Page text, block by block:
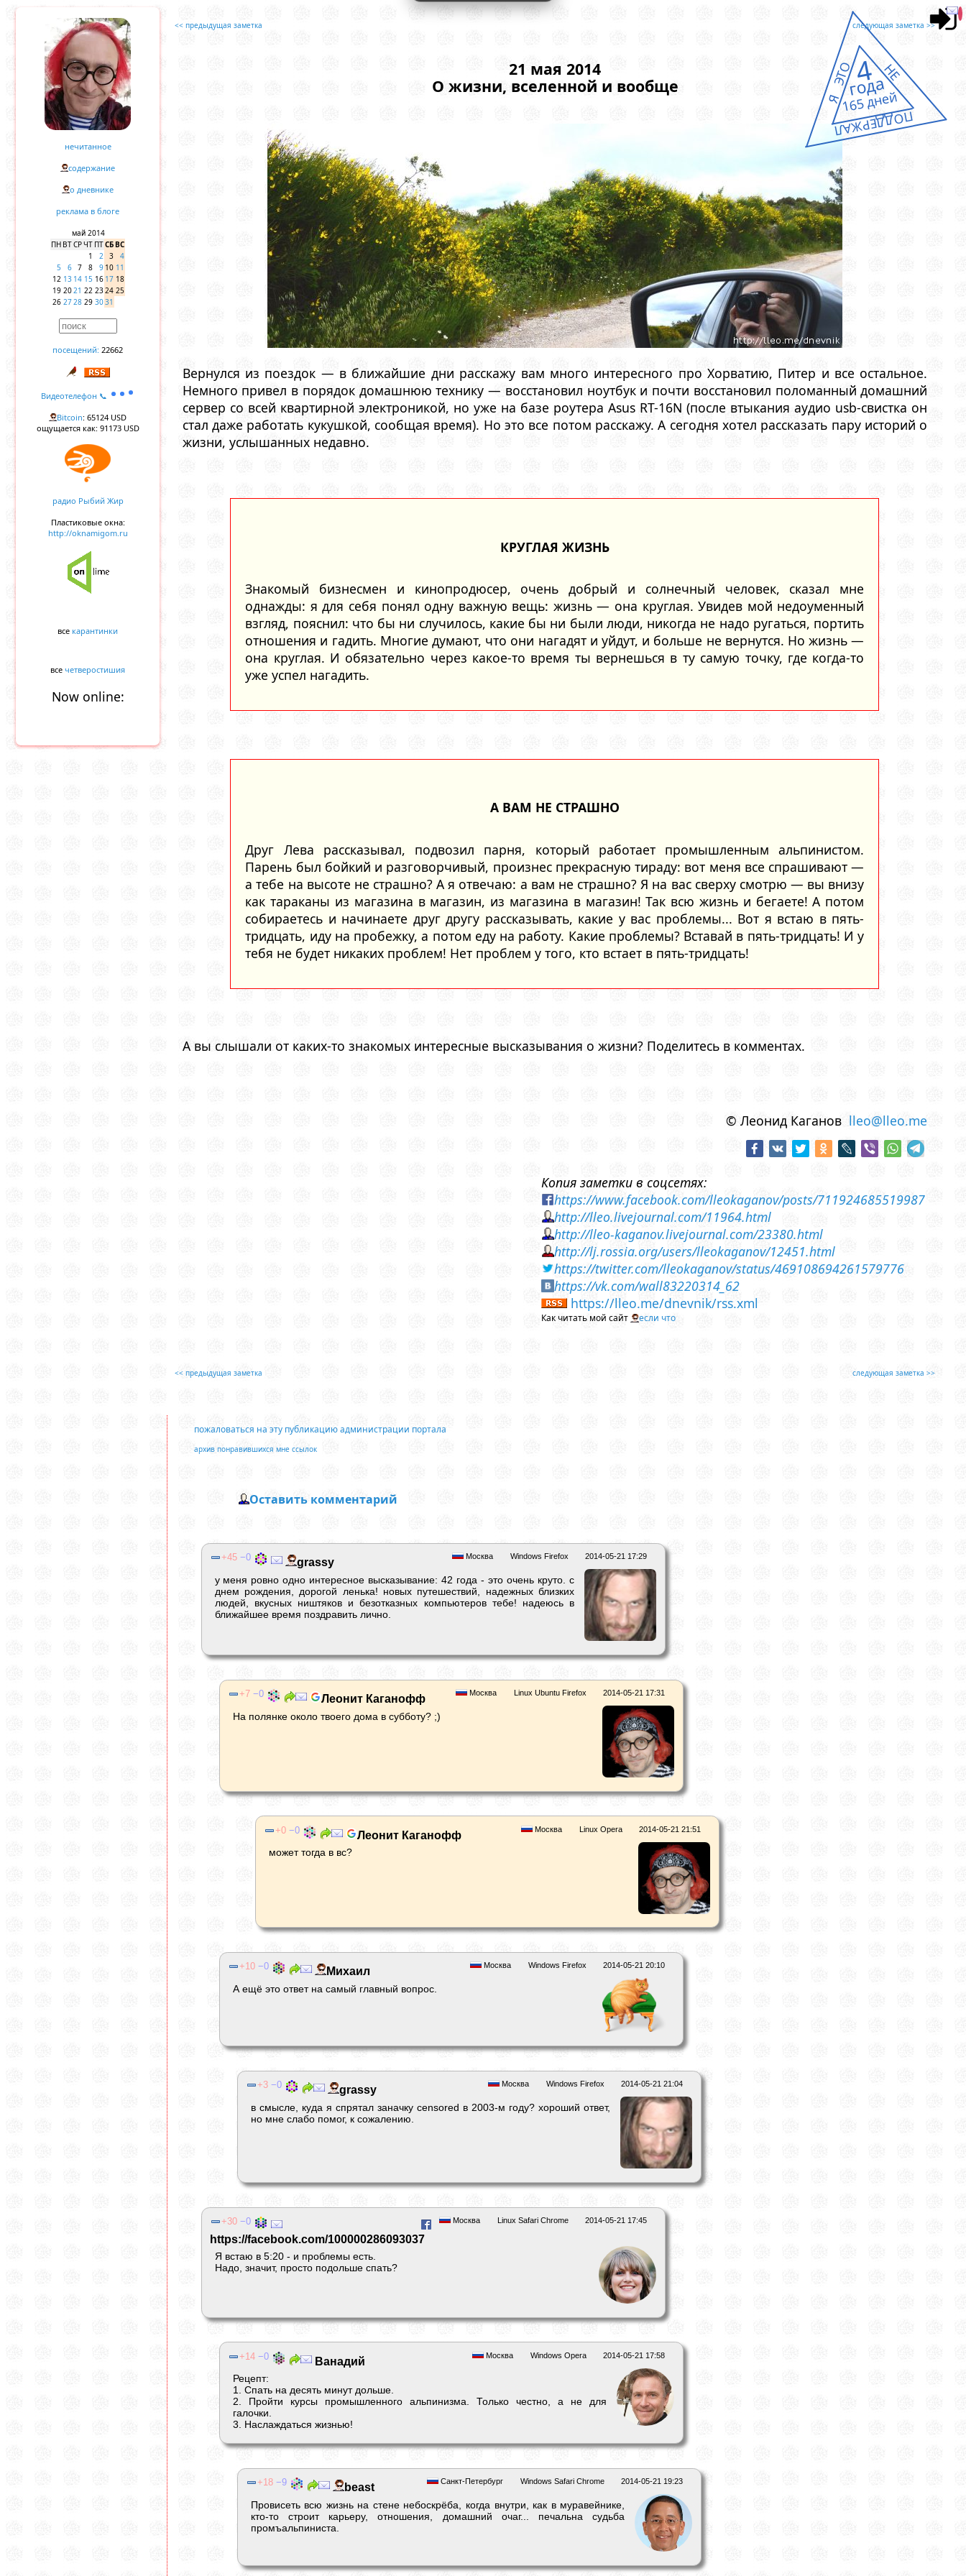
нечитанное
содержание
о дневнике
реклама в блоге
май 2014
ПН ВТСРЧТ ПТСБВС
1
2 3
4
5
6 7 8 9 10 11
12 13 14 15 16 17 18
19 2021 22 2324 25
26 2728 29 3031
посещений: 22662
Видеотелефон 📞
Bitcoin: 65124 USD
ощущается как: 91173 USD
радио Рыбий Жир
Пластиковые окна:
http://oknamigom.ru
все карантинки
все четверостишия
Now online:
<< предыдущая заметка следующая заметка >>
21 мая 2014
О жизни, вселенной и вообще
Вернулся из поездок — в ближайшие дни расскажу вам много интересного про Хорватию, Питер и все остальное.
Немного привел в порядок домашнюю технику — восстановил ноутбук и почти восстановил поломанный домашний
сервер со всей квартирной электроникой, но уже на базе роутера Asus RT-16N (после втыкания аудио usb-свистка он
стал даже работать кукушкой, сообщая время). Но это все потом расскажу. А сегодня хотел рассказать пару историй о
жизни, услышанных недавно.
КРУГЛАЯ ЖИЗНЬ
Знакомый бизнесмен и кинопродюсер, очень добрый и солнечный человек, сказал мне
однажды: я для себя понял одну важную вещь: жизнь — она круглая. Увидев мой недоуменный
взгляд, пояснил: что бы ни случилось, какие бы ни были люди, никогда не надо ругаться, портить
отношения и гадить. Многие думают, что они нагадят и уйдут, и больше не вернутся. Но жизнь —
она круглая. И обязательно через какое-то время ты вернешься в ту самую точку, где когда-то
уже успел нагадить.
А ВАМ НЕ СТРАШНО
Друг Лева рассказывал, подвозил парня, который работает промышленным альпинистом.
Парень был бойкий и разговорчивый, произнес прекрасную тираду: вот меня все спрашивают —
а тебе на высоте не страшно? А я отвечаю: а вам не страшно? Я на вас сверху смотрю — вы внизу
как тараканы из магазина в магазин, из магазина в магазин! Так всю жизнь и бегаете! А потом
собираетесь и начинаете друг другу рассказывать, какие у вас проблемы... Вот я встаю в пять-
тридцать, иду на пробежку, а потом еду на работу. Какие проблемы? Вставай в пять-тридцать! И у
тебя не будет никаких проблем! Нет проблем у того, кто встает в пять-тридцать!
А вы слышали от каких-то знакомых интересные высказывания о жизни? Поделитесь в комментах.
© Леонид Каганов lleo@lleo.me
Копия заметки в соцсетях:
https://www.facebook.com/lleokaganov/posts/711924685519987
http://lleo.livejournal.com/11964.html
http://lleo-kaganov.livejournal.com/23380.html
http://lj.rossia.org/users/lleokaganov/12451.html
https://twitter.com/lleokaganov/status/469108694261579776
https://vk.com/wall83220314_62
https://lleo.me/dnevnik/rss.xml
Как читать мой сайт если что
<< предыдущая заметка следующая заметка >>
пожаловаться на эту публикацию администрации портала
архив понравившихся мне ссылок
Оставить комментарий
2014-05-21 17:29
Windows Firefox
Москва
45 0 grassy
у меня ровно одно интересное высказывание: 42 года - это очень круто. с
днем рождения, дорогой ленька! новых путешествий, надежных близких
людей, вкусных ништяков и безотказных компьютеров тебе! надеюсь в
ближайшее время поздравить лично.
2014-05-21 17:31
Linux Ubuntu Firefox
Москва
7 0 Леонит Каганофф
На полянке около твоего дома в субботу? ;)
2014-05-21 21:51
Linux Opera
Москва
0 0 Леонит Каганофф
может тогда в вс?
2014-05-21 20:10
Windows Firefox
Москва
10 0 Михаил
А ещё это ответ на самый главный вопрос.
2014-05-21 21:04
Windows Firefox
Москва
3 0 grassy
в смысле, куда я спрятал заначку censored в 2003-м году? хороший ответ,
но мне слабо помог, к сожалению.
2014-05-21 17:45
Linux Safari Chrome
Москва
30 0
https://facebook.com/100000286093037
Я встаю в 5:20 - и проблемы есть.
Надо, значит, просто подольше спать?
2014-05-21 17:58
Windows Opera
Москва
14 0 Ванадий
Рецепт:
1. Спать на десять минут дольше.
2. Пройти курсы промышленного альпинизма. Только честно, а не для
галочки.
3. Наслаждаться жизнью!
2014-05-21 19:23
Windows Safari Chrome
Санкт-Петербург
18 9 beast
Провисеть всю жизнь на стене небоскрёба, когда внутри, как в муравейнике,
кто-то строит карьеру, отношения, домашний очаг... печальна судьба
промъальпиниста.
Я ЭТО НЕ
ПОДДЕРЖАЛ
4
года
165 дней